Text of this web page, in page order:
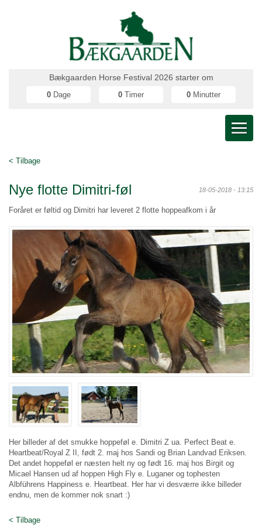
Bækgaarden Horse Festival 2026 starter om
0 Dage 0 Timer 0 Minutter
< Tilbage
Nye flotte Dimitri-føl 18-05-2018 - 13:15
Foråret er føltid og Dimitri har leveret 2 flotte hoppeafkom i år
Her billeder af det smukke hoppeføl e. Dimitri Z ua. Perfect Beat e.
Heartbeat/Royal Z II, født 2. maj hos Sandi og Brian Landvad Eriksen.
Det andet hoppeføl er næsten helt ny og født 16. maj hos Birgit og
Micael Hansen ud af hoppen High Fly e. Luganer og tophesten
Albführens Happiness e. Heartbeat. Her har vi desværre ikke billeder
endnu, men de kommer nok snart :)
< Tilbage